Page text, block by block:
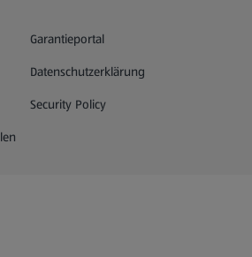
Garantieportal
(öffnet in einem neuen Tab)
Datenschutzerklärung
Security Policy